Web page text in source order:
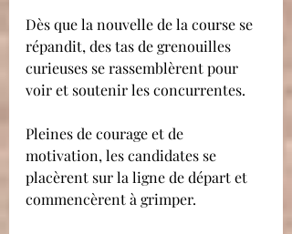
Dès que la nouvelle de la course se
répandit, des tas de grenouilles
curieuses se rassemblèrent pour
voir et soutenir les concurrentes.
Pleines de courage et de
motivation, les candidates se
placèrent sur la ligne de départ et
commencèrent à grimper.